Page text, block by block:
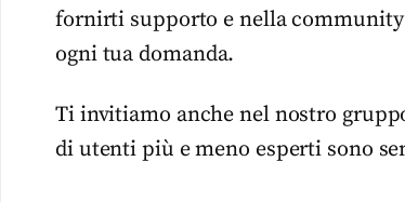
fornirti supporto e nella
ogni tua domanda.
Ti invitiamo anche nel nostro
di utenti più e meno esperti sono